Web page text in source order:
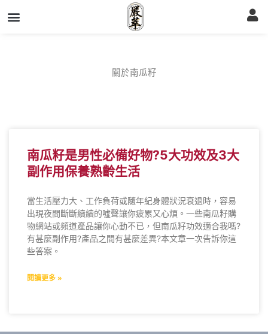
至
關於南瓜籽
南瓜籽是男性必備好物?5大功效及3大
副作用保養熟齡生活
當生活壓力大、工作負荷或隨年紀身體狀況衰退時，容易
出現夜間斷斷續續的噓聲讓你疲累又心煩。一些南瓜籽購
物網站或頻道產品讓你心動不已，但南瓜籽功效適合我嗎?
有甚麼副作用?產品之間有甚麼差異?本文章一次告訴你這
些答案。
閱讀更多 »